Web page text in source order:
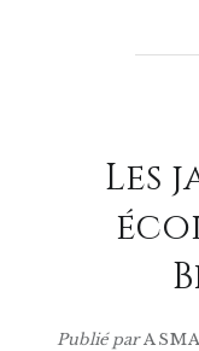
Les
Publié par